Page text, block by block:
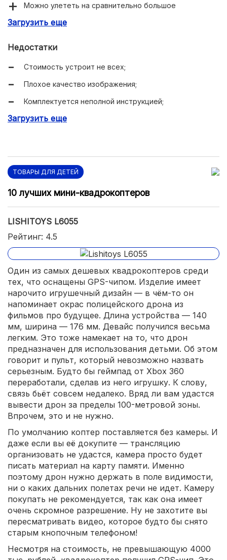
Можно улететь на сравнительно большое
Есть камера;
Дрон способен возвращаться на точку взлета;
Стабильное удерживание высоты;
Используются бесколлекторные моторы;
Пульт работает от встроенного аккумулятора.
Загрузить еще
Недостатки
Стоимость устроит не всех;
Плохое качество изображения;
Комплектуется неполной инструкцией;
Сложные комбинации кнопок для калибровки.
Загрузить еще
ТОВАРЫ ДЛЯ ДЕТЕЙ
10 лучших мини-квадрокоптеров
LISHITOYS L6055
Рейтинг: 4.5
Один из самых дешевых квадрокоптеров среди
тех, что оснащены GPS-чипом. Изделие имеет
нарочито игрушечный дизайн — в чём-то он
напоминает окрас полицейского дрона из
фильмов про будущее. Длина устройства — 140
мм, ширина — 176 мм. Девайс получился весьма
легким. Это тоже намекает на то, что дрон
предназначен для использования детьми. Об этом
говорит и пульт, который невозможно назвать
серьезным. Будто бы геймпад от Xbox 360
переработали, сделав из него игрушку. К слову,
связь бьёт совсем недалеко. Вряд ли вам удастся
вывести дрон за пределы 100-метровой зоны.
Впрочем, это и не нужно.
По умолчанию коптер поставляется без камеры. И
даже если вы её докупите — трансляцию
организовать не удастся, камера просто будет
писать материал на карту памяти. Именно
поэтому дрон нужно держать в поле видимости,
ни о каких дальних полетах речи не идет. Камеру
покупать не рекомендуется, так как она имеет
очень скромное разрешение. Ну не захотите вы
пересматривать видео, которое будто бы снято
старым кнопочным телефоном!
Несмотря на стоимость, не превышающую 4000